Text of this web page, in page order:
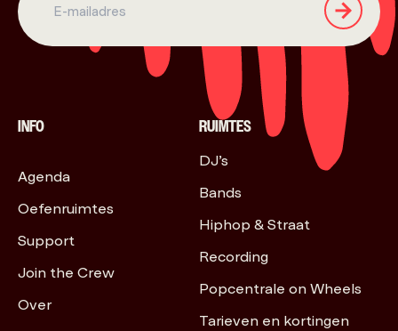
INFO
Agenda
Oefenruimtes
Support
Join the Crew
Over
RUIMTES
DJ’s
Bands
Hiphop & Straat
Recording
Popcentrale on Wheels
Tarieven en kortingen